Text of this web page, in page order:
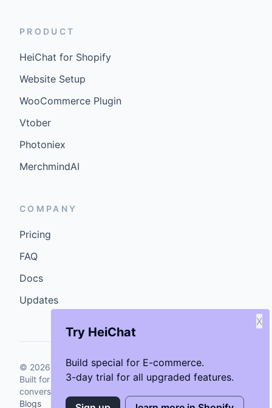
Try HeiChat
Build special for E-commerce.
3-day trial for all upgraded features.
X
PRODUCT
HeiChat for Shopify
Website Setup
WooCommerce Plugin
Vtober
Photoniex
MerchmindAI
COMPANY
Pricing
FAQ
Docs
Updates
© 2026 GenCybers Inc. All rights reserved.
Built for storefronts that want faster answers and cleaner
conversions.
Blogs